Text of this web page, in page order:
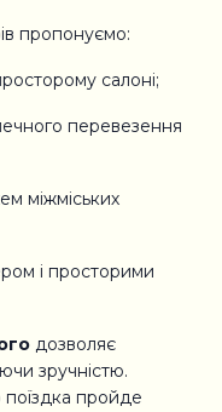
пропонуємо:
салоні;
перевезення
міжміських
і просторими
дозволяє
зручністю.
поїздка пройде